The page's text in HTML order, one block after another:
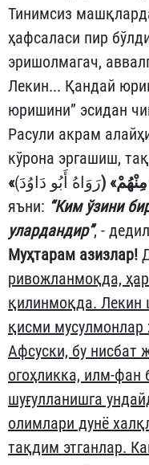
Тинимсиз
ҳафсаласи пир
эришолмагач,
Лекин... Қандай
юришини” эсидан
Расули акрам
кўрона эргашиш,
(رَوَاهُ أَبُو دَاوُدَ)
яъни: “Ким ўзини
улардандир”, -
Муҳтарам азизлар!
ривожланмоқда,
қилинмоқда. Лекин
қисми мусулмонлар
Афсуски, бу нисбат
огоҳликка, илм-
шуғулланишга
олимлари дунё
тақдим этганлар.